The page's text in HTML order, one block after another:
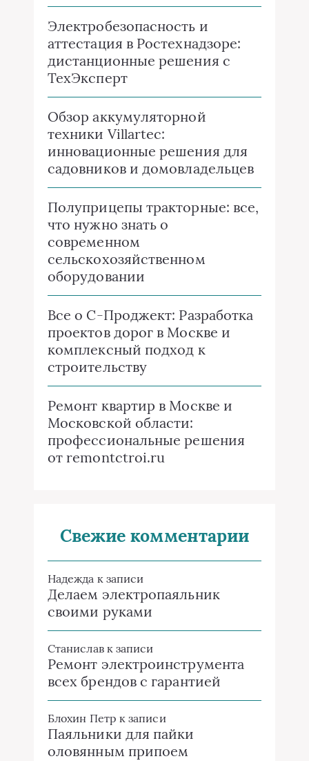
Электробезопасность и
аттестация в Ростехнадзоре:
дистанционные решения с
ТехЭксперт
Обзор аккумуляторной
техники Villartec:
инновационные решения для
садовников и домовладельцев
Полуприцепы тракторные: все,
что нужно знать о
современном
сельскохозяйственном
оборудовании
Все о C-Проджект: Разработка
проектов дорог в Москве и
комплексный подход к
строительству
Ремонт квартир в Москве и
Московской области:
профессиональные решения
от remontctroi.ru
Свежие комментарии
Надежда к записи
Делаем электропаяльник
своими руками
Станиславк записи
Ремонт электроинструмента
всех брендов с гарантией
Блохин Петр к записи
Паяльники для пайки
оловянным припоем